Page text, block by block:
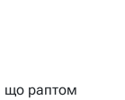
що раптом